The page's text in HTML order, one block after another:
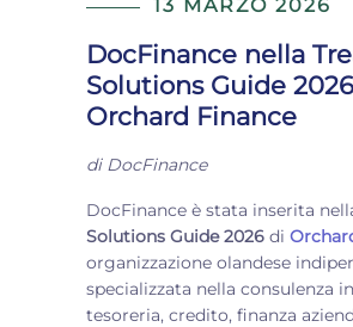
13 MARZO 2026
DocFinance nella
Solutions Guide
Orchard Finance
di DocFinance
DocFinance è stata inserita
Solutions Guide 2026 di
organizzazione olandese
specializzata nella consulenza
tesoreria, credito, finanza